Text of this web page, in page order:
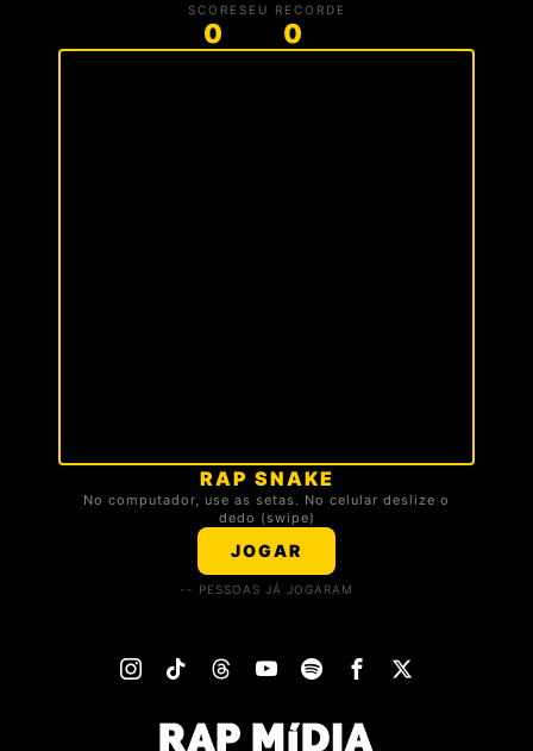
SCORE
0
SEU RECORDE
0
RAP SNAKE
No computador, use as setas. No celular deslize o
dedo (swipe)
JOGAR
🏆 TOP 3 DA TROPA
Carregando ranking...
-- PESSOAS JÁ JOGARAM